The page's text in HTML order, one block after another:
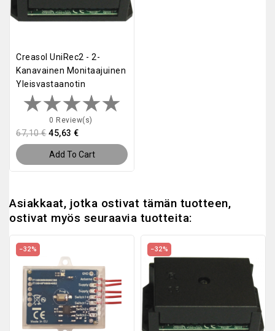
Creasol UniRec2 - 2-
Kanavainen Monitaajuinen
Yleisvastaanotin
0 Review(s)
67,10 € 45,63 €
Add To Cart
Asiakkaat, jotka ostivat tämän tuotteen,
ostivat myös seuraavia tuotteita:
−32% −32%